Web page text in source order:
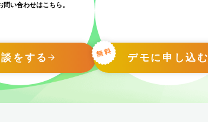
問い合わせはこちら。
をする デモに申し込む